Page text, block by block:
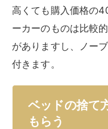
高くても購入価格の
ーカーのものは比較
がありますし、ノー
付きます。
ベッドの捨て
もらう